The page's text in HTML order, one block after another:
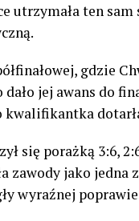
utrzymała ten sam
gdzie
jej awans do
się porażką 3:6,
zawody jako jedna
wyraźnej